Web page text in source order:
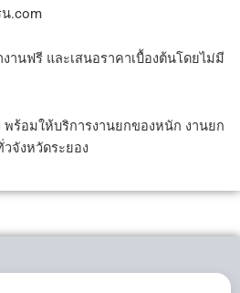
.com
านฟรี และเสนอราคาเบื้องต้นโดยไม่มี
พร้อมให้บริการงานยกของหนัก งานยก
จังหวัดระยอง